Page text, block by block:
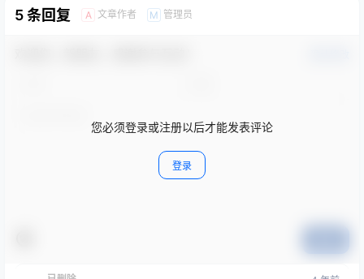
5 条回复 A 文章作者 M 管理员
您必须登录或注册以后才能发表评论
登录